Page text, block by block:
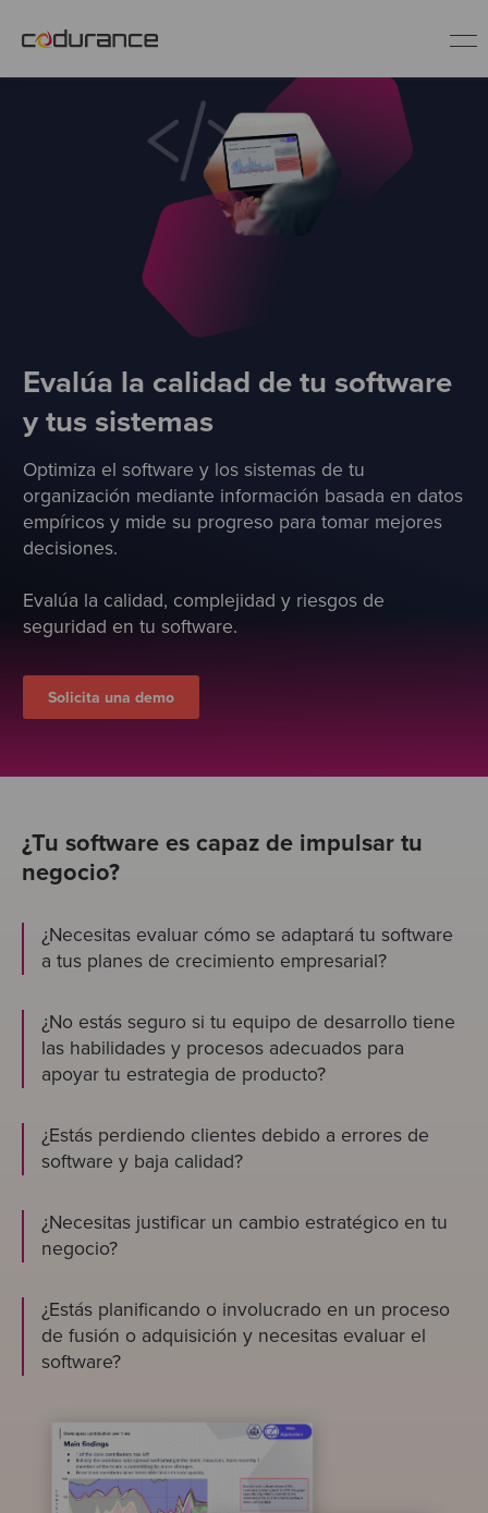
Buenas prácticas
Sobre nosotros
Únete al equipo
Test
Evalúa la calidad de tu software
y tus sistemas
Optimiza el software y los sistemas de tu
organización mediante información basada en datos
empíricos y mide su progreso para tomar mejores
decisiones.
Evalúa la calidad, complejidad y riesgos de
seguridad en tu software.
Solicita una demo
¿Tu software es capaz de impulsar tu
negocio?
¿Necesitas evaluar cómo se adaptará tu software
a tus planes de crecimiento empresarial?
¿No estás seguro si tu equipo de desarrollo tiene
las habilidades y procesos adecuados para
apoyar tu estrategia de producto?
¿Estás perdiendo clientes debido a errores de
software y baja calidad?
¿Necesitas justificar un cambio estratégico en tu
negocio?
¿Estás planificando o involucrado en un proceso
de fusión o adquisición y necesitas evaluar el
software?